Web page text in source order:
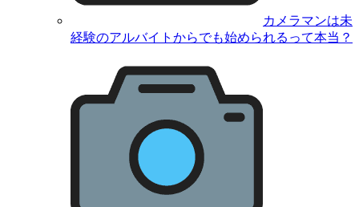
カメラマンは未
経験のアルバイトからでも始められるって本当？